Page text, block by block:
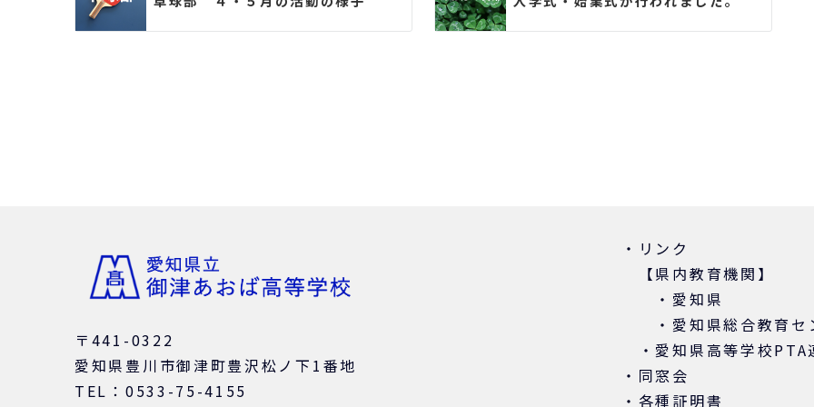
ン
〒441-0322
愛知県豊川市御津町豊沢松ノ下1番地
TEL：0533-75-4155
・リンク
【県内教育機関】
・ 愛知県
・ 愛知県総合教育セ
・ 愛知県高等学校PTA
・ 同窓会
・ 各種証明書